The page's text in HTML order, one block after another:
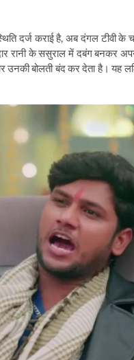
दर्ज कराई है, अब दंगल टीवी के
रानी के ससुराल में दबंग बनकर
बोलती बंद कर देता है। यह